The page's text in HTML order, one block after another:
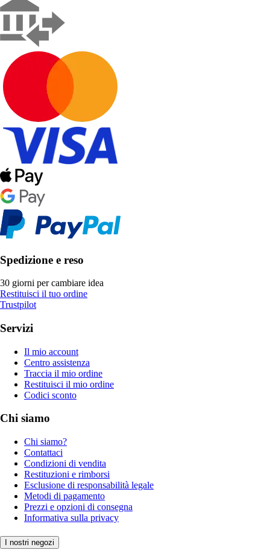
Spedizione e reso
30 giorni per cambiare idea
Restituisci il tuo ordine
Trustpilot
Servizi
Il mio account
Centro assistenza
Traccia il mio ordine
Restituisci il mio ordine
Codici sconto
Chi siamo
Chi siamo?
Contattaci
Condizioni di vendita
Restituzioni e rimborsi
Esclusione di responsabilità legale
Metodi di pagamento
Prezzi e opzioni di consegna
Informativa sulla privacy
I nostri negozi